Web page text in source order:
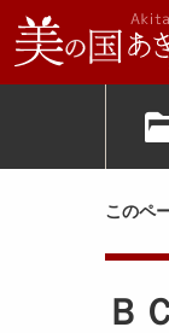
このペ
Ｂ